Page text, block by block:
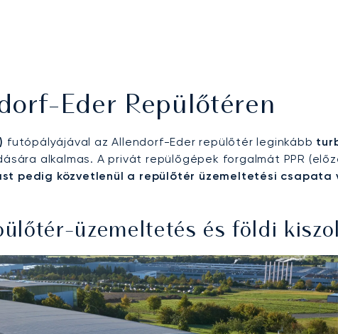
Eder Repülőtéren
futópályájával az Allendorf-Eder repülőtér leginkább
alkalmas. A privát repülőgépek forgalmát PPR
pedig közvetlenül a repülőtér üzemeltetési csapata
üzemeltetés és földi